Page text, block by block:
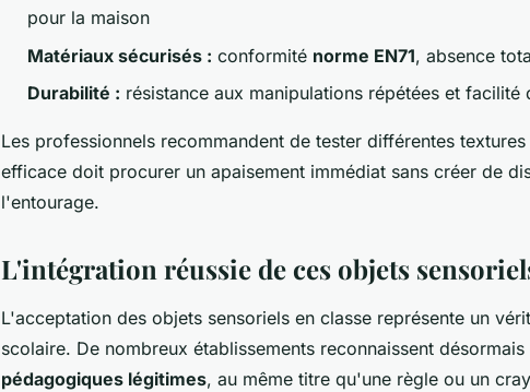
pour la maison
Matériaux sécurisés : conformité norme EN71, absence
Durabilité : résistance aux manipulations répétées et facilité
Les professionnels recommandent de tester différentes
efficace doit procurer un apaisement immédiat sans créer de
l'entourage.
L'intégration réussie de ces objets
L'acceptation des objets sensoriels en classe représente un
scolaire. De nombreux établissements reconnaissent
pédagogiques légitimes, au même titre qu'une règle ou un